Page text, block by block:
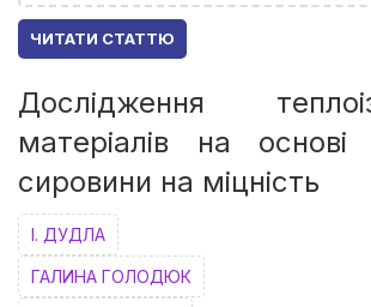
ЧИТАТИ СТАТТЮ
Дослідження
матеріалів на основі
сировини на міцність
І. ДУДЛА
ГАЛИНА ГОЛОДЮК